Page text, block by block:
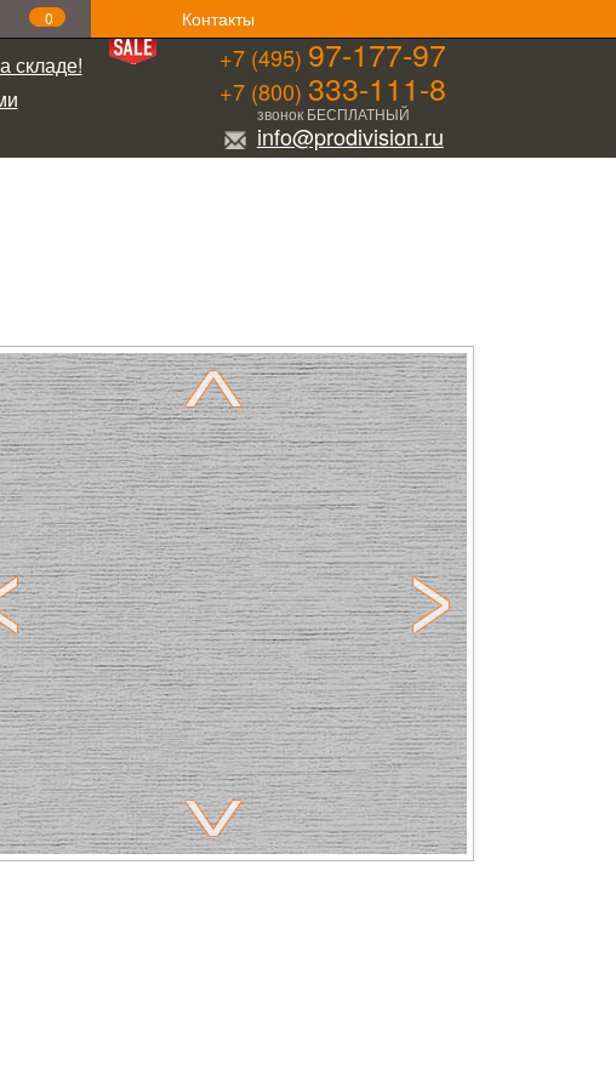
0 Контакты
складе! +7 (495) 97-177-97
+7 (800) 333-111-8
звонок БЕСПЛАТНЫЙ
info@prodivision.ru